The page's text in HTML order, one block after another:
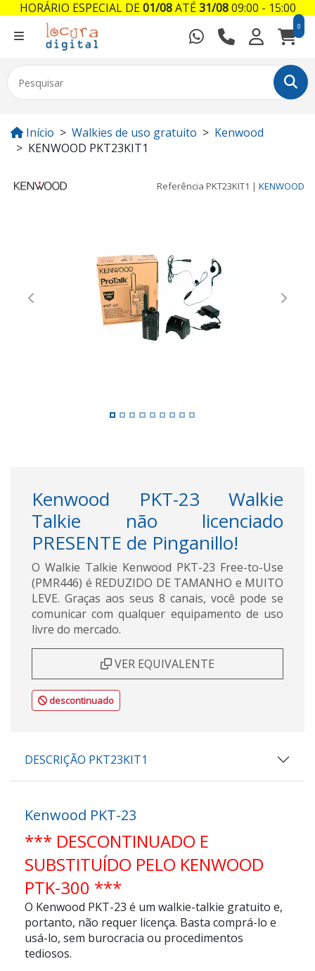
0
Início Walkies de uso gratuito
Kenwood
KENWOOD PKT23KIT1
Referência PKT23KIT1 | KENWOOD
Previous Next
Kenwood PKT-23 Walkie
Talkie não licenciado
PRESENTE de Pinganillo!
O Walkie Talkie Kenwood PKT-23 Free-to-Use
(PMR446) é REDUZIDO DE TAMANHO e MUITO
LEVE. Graças aos seus 8 canais, você pode se
comunicar com qualquer equipamento de uso
livre do mercado.
VER EQUIVALENTE
descontinuado
DESCRIÇÃO PKT23KIT1
Kenwood PKT-23
*** DESCONTINUADO E
SUBSTITUÍDO PELO KENWOOD
PTK-300 ***
O Kenwood PKT-23 é um walkie-talkie gratuito e,
portanto, não requer licença. Basta comprá-lo e
usá-lo, sem burocracia ou procedimentos
tediosos.
HORÁRIO ESPECIAL DE01/08ATÉ31/0809:00 - 15:00